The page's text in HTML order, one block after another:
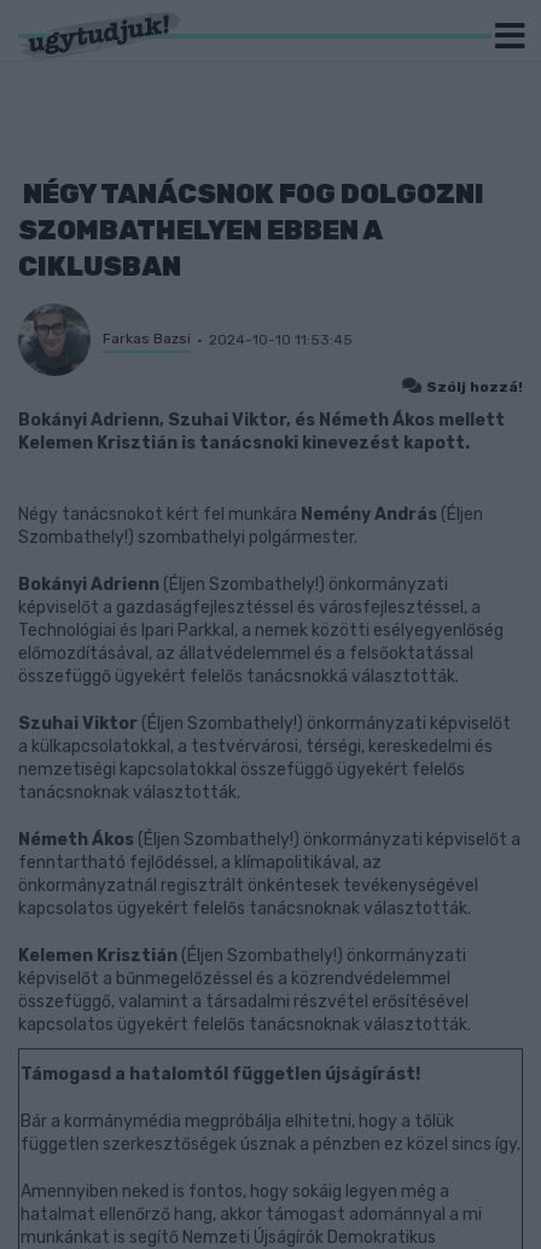
NÉGY TANÁCSNOK FOG DOLGOZNI
SZOMBATHELYEN EBBEN A
CIKLUSBAN
Farkas Bazsi 2024-10-10 11:53:45
Szólj hozzá!
Bokányi Adrienn, Szuhai Viktor, és Németh Ákos mellett
Kelemen Krisztián is tanácsnoki kinevezést kapott.
Négy tanácsnokot kért fel munkára Nemény András (Éljen
Szombathely!) szombathelyi polgármester.
Bokányi Adrienn (Éljen Szombathely!) önkormányzati
képviselőt a gazdaságfejlesztéssel és városfejlesztéssel, a
Technológiai és Ipari Parkkal, a nemek közötti esélyegyenlőség
előmozdításával, az állatvédelemmel és a felsőoktatással
összefüggő ügyekért felelős tanácsnokká választották.
Szuhai Viktor (Éljen Szombathely!) önkormányzati képviselőt
a külkapcsolatokkal, a testvérvárosi, térségi, kereskedelmi és
nemzetiségi kapcsolatokkal összefüggő ügyekért felelős
tanácsnoknak választották.
Németh Ákos (Éljen Szombathely!) önkormányzati képviselőt a
fenntartható fejlődéssel, a klímapolitikával, az
önkormányzatnál regisztrált önkéntesek tevékenységével
kapcsolatos ügyekért felelős tanácsnoknak választották.
Kelemen Krisztián (Éljen Szombathely!) önkormányzati
képviselőt a bűnmegelőzéssel és a közrendvédelemmel
összefüggő, valamint a társadalmi részvétel erősítésével
kapcsolatos ügyekért felelős tanácsnoknak választották.
Támogasd a hatalomtól független újságírást!
Bár a kormánymédia megpróbálja elhitetni, hogy a tőlük
független szerkesztőségek úsznak a pénzben ez közel sincs így.
Amennyiben neked is fontos, hogy sokáig legyen még a
hatalmat ellenőrző hang, akkor támogast adománnyal a mi
munkánkat is segítő Nemzeti Újságírók Demokratikus